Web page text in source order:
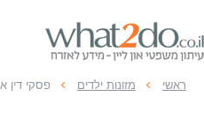
ראשיראשי מזונות ילדים פסקי דין